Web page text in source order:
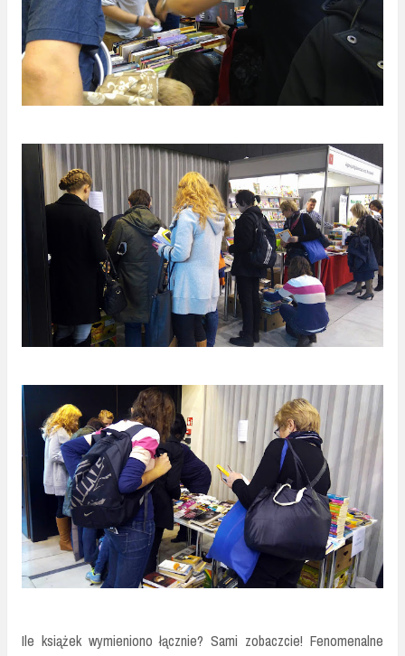
Ile książek wymieniono łącznie? Sami zobaczcie! Fenomenalne